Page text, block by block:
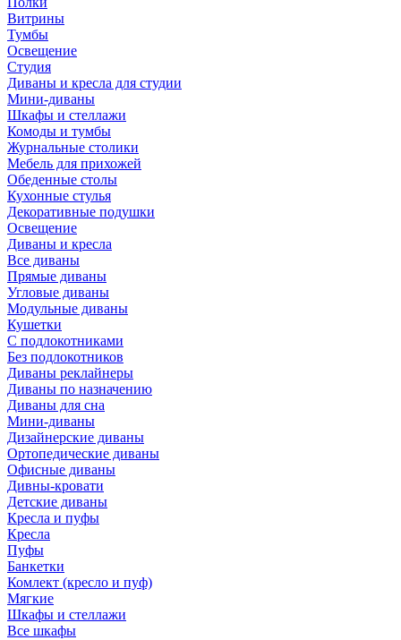
Витрины
Тумбы
Освещение
Студия
Диваны и кресла для студии
Мини-диваны
Шкафы и стеллажи
Комоды и тумбы
Журнальные столики
Мебель для прихожей
Обеденные столы
Кухонные стулья
Декоративные подушки
Освещение
Диваны и кресла
Все диваны
Прямые диваны
Угловые диваны
Модульные диваны
Кушетки
С подлокотниками
Без подлокотников
Диваны реклайнеры
Диваны по назначению
Диваны для сна
Мини-диваны
Дизайнерские диваны
Ортопедические диваны
Офисные диваны
Дивны-кровати
Детские диваны
Кресла и пуфы
Кресла
Пуфы
Банкетки
Комлект (кресло и пуф)
Мягкие
Шкафы и стеллажи
Все шкафы